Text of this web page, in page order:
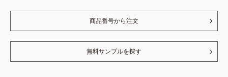
商品番号から注文
無料サンプルを探す